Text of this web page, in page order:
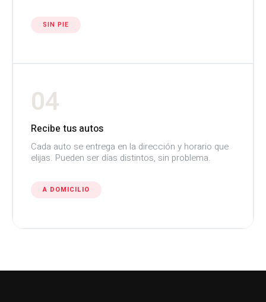
SIN PIE
04
Recibe tus autos
Cada auto se entrega en la dirección y horario que
elijas. Pueden ser días distintos, sin problema.
A DOMICILIO